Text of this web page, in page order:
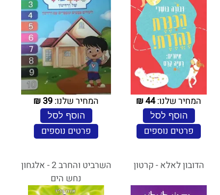
המחיר שלנו:44
₪
הוסף לסל
פרטים נוספים
המחיר שלנו:39
₪
הוסף לסל
פרטים נוספים
הדובון לאלא - קרטון
השרביט והחרב 2 - אלגחון
נחש הים